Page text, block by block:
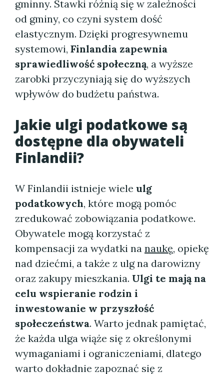
gminny. Stawki różnią się w zależności
od gminy, co czyni system dość
elastycznym. Dzięki progresywnemu
systemowi, Finlandia zapewnia
sprawiedliwość społeczną, a wyższe
zarobki przyczyniają się do wyższych
wpływów do budżetu państwa.
Jakie ulgi podatkowe są
dostępne dla obywateli
Finlandii?
W Finlandii istnieje wiele ulg
podatkowych, które mogą pomóc
zredukować zobowiązania podatkowe.
Obywatele mogą korzystać z
kompensacji za wydatki na naukę, opiekę
nad dziećmi, a także z ulg na darowizny
oraz zakupy mieszkania. Ulgi te mają na
celu wspieranie rodzin i
inwestowanie w przyszłość
społeczeństwa. Warto jednak pamiętać,
że każda ulga wiąże się z określonymi
wymaganiami i ograniczeniami, dlatego
warto dokładnie zapoznać się z